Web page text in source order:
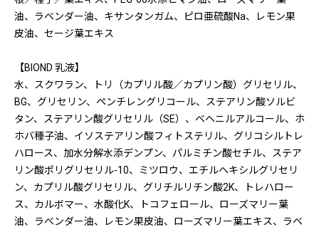
油、ラベンダー油、キサンタンガム、ピロ亜硫酸Na、レモン果
皮油、セージ葉エキス
【BIOND 乳液】
水、スクワラン、トリ（カプリル酸／カプリン酸）グリセリル、
BG、グリセリン、ペンチレングリコール、ステアリン酸ソルビ
タン、ステアリン酸グリセリル（SE）、ベヘニルアルコール、ホ
ホバ種子油、イソステアリン酸フィトステリル、グリコシルトレ
ハロース、加水分解水添デンプン、パルミチン酸セチル、ステア
リン酸ポリグリセリル-10、ミツロウ、エチルヘキシルグリセリ
ン、カプリル酸グリセリル、グリチルリチン酸2K、トレハロー
ス、カルボマー、水酸化K、トコフェロール、ローズマリー葉
油、ラベンダー油、レモン果皮油、ローズマリー葉エキス、ラベ